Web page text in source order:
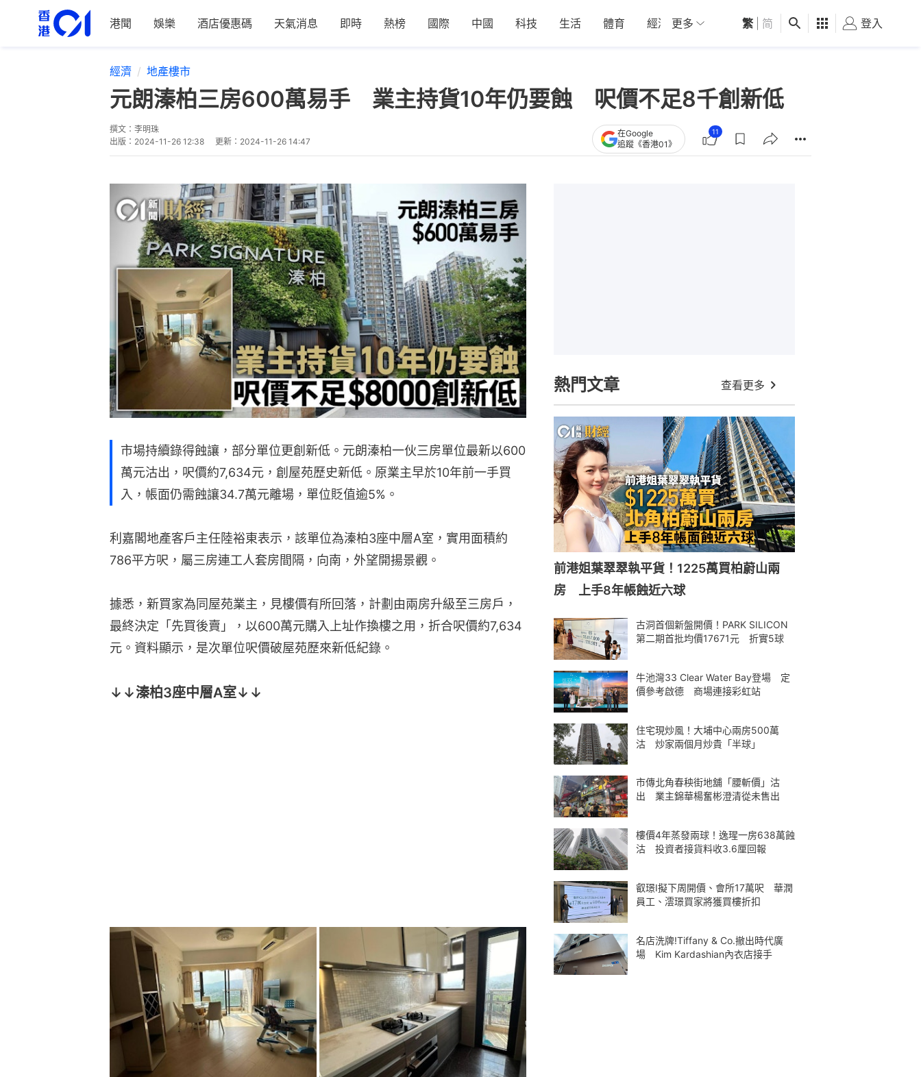
港聞 娛樂 酒店優惠碼 天氣消息 即時 熱榜 國際 中國 科技 生活 體育 經濟 01深圳 觀點 健康 好食玩飛
更多 繁 简 登入
經濟 地產樓市
元朗溱柏三房600萬易手 業主持貨10年仍要蝕 呎價不足8千創新低
撰文： 李明珠
出版： 2024-11-26 12:38 更新： 2024-11-26 14:47
在Google
追蹤《香港01》
11
市場持續錄得蝕讓，部分單位更創新低。元朗溱柏一伙三房單位最新以600
萬元沽出，呎價約7,634元，創屋苑歷史新低。原業主早於10年前一手買
入，帳面仍需蝕讓34.7萬元離場，單位貶值逾5%。
利嘉閣地產客戶主任陸裕東表示，該單位為溱柏3座中層A室，實用面積約
786平方呎，屬三房連工人套房間隔，向南，外望開揚景觀。
據悉，新買家為同屋苑業主，見樓價有所回落，計劃由兩房升級至三房戶，
最終決定「先買後賣」，以600萬元購入上址作換樓之用，折合呎價約7,634
元。資料顯示，是次單位呎價破屋苑歷來新低紀錄。
↓↓溱柏3座中層A室↓↓
熱門文章 查看更多
前港姐葉翠翠執平貨！1225萬買柏蔚山兩
房 上手8年帳蝕近六球
古洞首個新盤開價！PARK SILICON
第二期首批均價17671元 折實5球
牛池灣33 Clear Water Bay登場 定
價參考啟德 商場連接彩虹站
住宅現炒風！大埔中心兩房500萬
沽 炒家兩個月炒貴「半球」
市傳北角春秧街地舖「腰斬價」沽
出 業主錦華楊奮彬澄清從未售出
樓價4年蒸發兩球！逸瑆一房638萬蝕
沽 投資者接貨料收3.6厘回報
叡璟I擬下周開價、會所17萬呎 華潤
員工、澐璟買家將獲買樓折扣
名店洗牌!Tiffany & Co.撤出時代廣
場 Kim Kardashian內衣店接手